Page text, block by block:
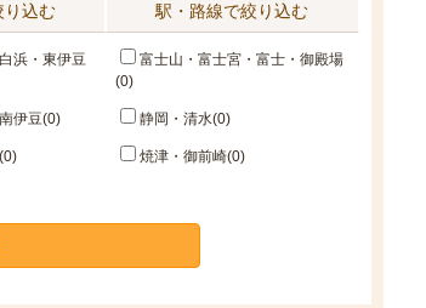
り込む 駅・路線で絞り込む
浜・東伊豆
富士山・富士宮・富士・御殿場
(0)
伊豆(0) 静岡・清水(0)
焼津・御前崎(0)